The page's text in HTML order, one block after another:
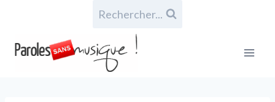
Rechercher...